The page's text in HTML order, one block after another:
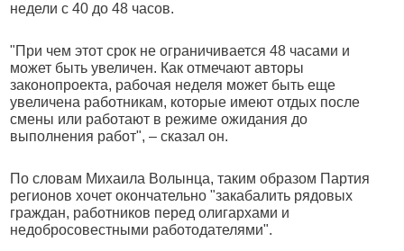
недели с 40 до 48 часов.
"При чем этот срок не ограничивается 48 часами и
может быть увеличен. Как отмечают авторы
законопроекта, рабочая неделя может быть еще
увеличена работникам, которые имеют отдых после
смены или работают в режиме ожидания до
выполнения работ", – сказал он.
По словам Михаила Волынца, таким образом Партия
регионов хочет окончательно "закабалить рядовых
граждан, работников перед олигархами и
недобросовестными работодателями".